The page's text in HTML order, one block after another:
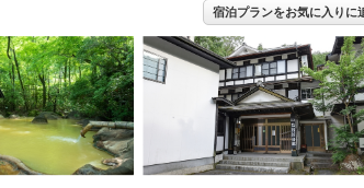
宿泊プランをお気に入りに